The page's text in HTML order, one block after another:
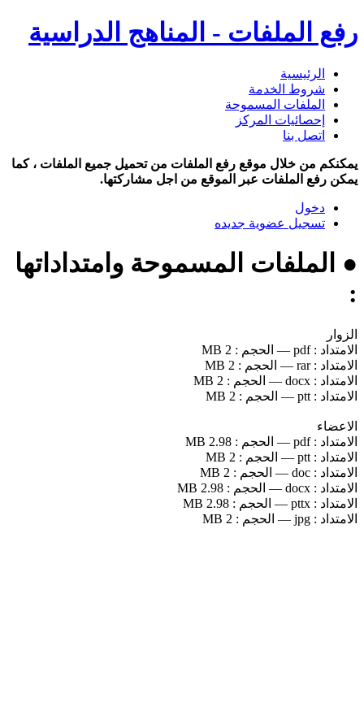
رفع الملفات - المناهج الدراسية
الرئيسية
شروط الخدمة
الملفات المسموحة
إحصائيات المركز
اتصل بنا
يمكنكم من خلال موقع رفع الملفات من تحميل جميع الملفات ، كما
يمكن رفع الملفات عبر الموقع من اجل مشاركتها.
دخول
تسجيل عضوية جديده
● الملفات المسموحة وامتداداتها
:
الزوار
الامتداد :pdf
— الحجم : 2 MB
الامتداد :rar
— الحجم : 2 MB
الامتداد : docx
— الحجم : 2 MB
الامتداد : ptt
— الحجم : 2 MB
الاعضاء
الامتداد :pdf
— الحجم : 2.98 MB
الامتداد : ptt
— الحجم : 2 MB
الامتداد : doc
— الحجم : 2 MB
الامتداد : docx
— الحجم : 2.98 MB
الامتداد : pttx
— الحجم : 2.98 MB
الامتداد : jpg
— الحجم : 2 MB